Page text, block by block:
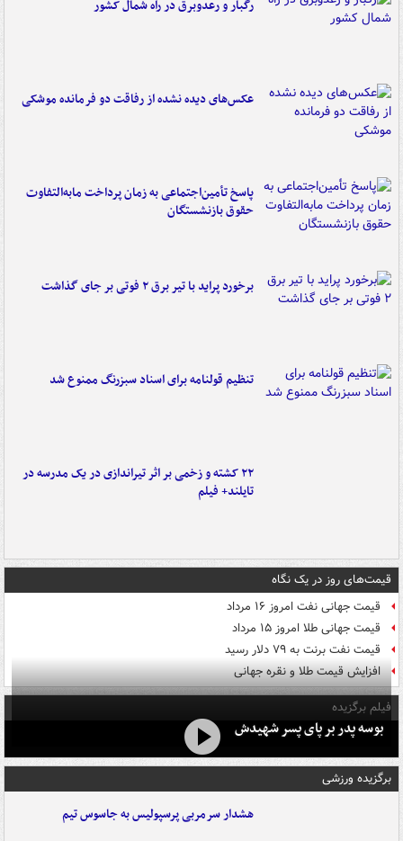
رگبار و رعدوبرق در راه شمال کشور
عکس‌های دیده نشده از رفاقت دو فرمانده‌ موشکی
پاسخ تأمین‌اجتماعی به زمان پرداخت مابه‌التفاوت
حقوق بازنشستگان
برخورد پراید با تیر برق ۲ فوتی بر جای گذاشت
تنظیم قولنامه برای اسناد سبزرنگ ممنوع شد
۲۲ کشته و زخمی بر اثر تیراندازی در یک مدرسه در
تایلند+ فیلم
قیمت‌های روز در یک نگاه
قیمت جهانی نفت امروز ۱۶ مرداد
قیمت جهانی طلا امروز ۱۵ مرداد
قیمت نفت برنت به ۷۹ دلار رسید
افزایش قیمت طلا و نقره جهانی
فیلم برگزیده
بوسه‌ پدر بر پای پسر شهیدش
برگزیده ورزشی
هشدار سرمربی پرسپولیس به جاسوس تیم